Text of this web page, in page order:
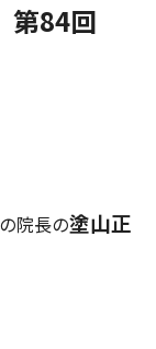
第84回
の院長の塗山正